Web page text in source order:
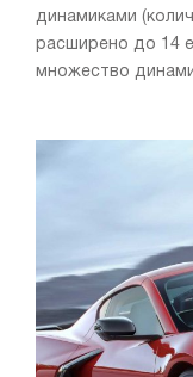
динамиками
расширено до 14
множество